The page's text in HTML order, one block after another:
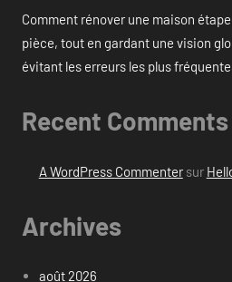
Comment rénover une maison
pièce, tout en gardant une vision
évitant les erreurs les plus
Recent Comments
A WordPress Commentersur
Archives
août 2026